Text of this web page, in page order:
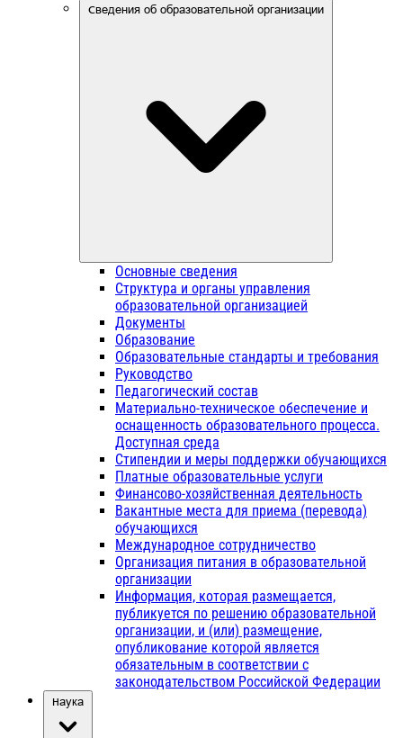
Сведения об образовательной организации
Основные сведения
Структура и органы управления
образовательной организацией
Документы
Образование
Образовательные стандарты и требования
Руководство
Педагогический состав
Материально-техническое обеспечение и
оснащенность образовательного процесса.
Доступная среда
Стипендии и меры поддержки обучающихся
Платные образовательные услуги
Финансово-хозяйственная деятельность
Вакантные места для приема (перевода)
обучающихся
Международное сотрудничество
Организация питания в образовательной
организации
Информация, которая размещается,
публикуется по решению образовательной
организации, и (или) размещение,
опубликование которой является
обязательным в соответствии с
законодательством Российской Федерации
Наука